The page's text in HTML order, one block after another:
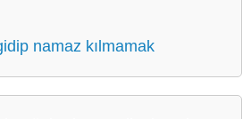
namaz kılmamak